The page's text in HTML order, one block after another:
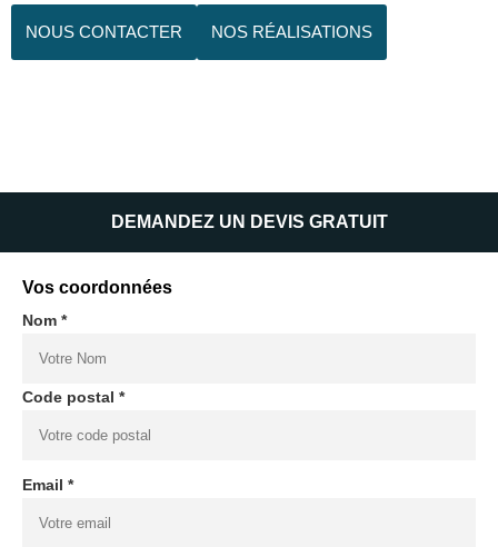
NOUS CONTACTER NOS RÉALISATIONS
DEMANDEZ UN DEVIS GRATUIT
Vos coordonnées
Nom *
Code postal *
Email *